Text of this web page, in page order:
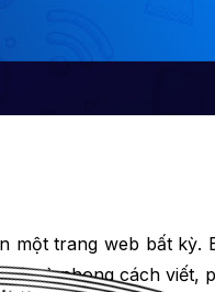
trang web bất kỳ.
và phong cách